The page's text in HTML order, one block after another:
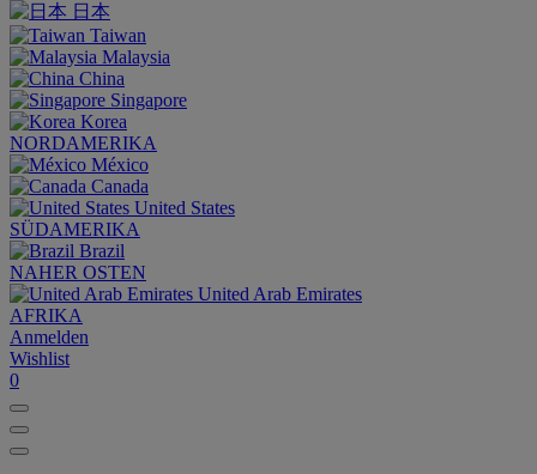
日本
Taiwan
Malaysia
China
Singapore
Korea
NORDAMERIKA
México
Canada
United States
SÜDAMERIKA
Brazil
NAHER OSTEN
United Arab Emirates
AFRIKA
Anmelden
Wishlist
0